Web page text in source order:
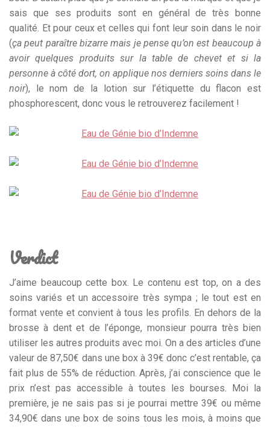
sais que ses produits sont en général de très bonne
qualité. Et pour ceux et celles qui font leur soin dans le noir
(ça peut paraître bizarre mais je pense qu’on est beaucoup à
avoir quelques produits sur la table de chevet et si la
personne à côté dort, on applique nos derniers soins dans le
noir), le nom de la lotion sur l’étiquette du flacon est
phosphorescent, donc vous le retrouverez facilement !
Verdict
J’aime beaucoup cette box. Le contenu est top, on a des
soins variés et un accessoire très sympa ; le tout est en
format vente et convient à tous les profils. En dehors de la
brosse à dent et de l’éponge, monsieur pourra très bien
utiliser les autres produits avec moi. On a des articles d’une
valeur de 87,50€ dans une box à 39€ donc c’est rentable, ça
fait plus de 55% de réduction. Après, j’ai conscience que le
prix n’est pas accessible à toutes les bourses. Moi la
première, je ne sais pas si je pourrai mettre 39€ ou même
34,90€ dans une box de soins tous les mois, à moins que